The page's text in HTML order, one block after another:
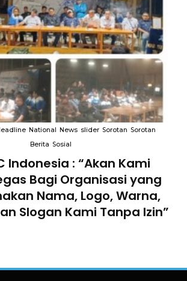
National News slider Sorotan Sorotan
Berita Sosial
Indonesia : “Akan Kami
Bagi Organisasi yang
Nama, Logo, Warna,
Slogan Kami Tanpa Izin”